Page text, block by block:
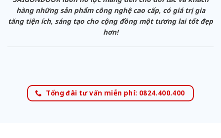
hàng những sản phẩm công nghệ cao cấp, có giá trị gia
tăng tiện ích, sáng tạo cho cộng đồng một tương lai tốt đẹp
hơn!
Tổng đài tư vấn miễn phí: 0824.400.400